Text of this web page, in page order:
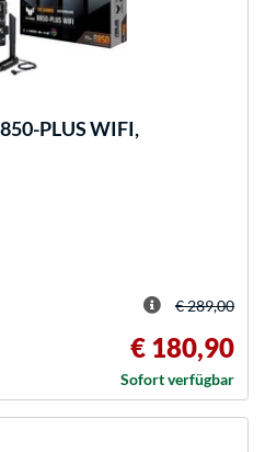
PLUS WIFI,
€ 289,00
€ 180,90
Sofort verfügbar